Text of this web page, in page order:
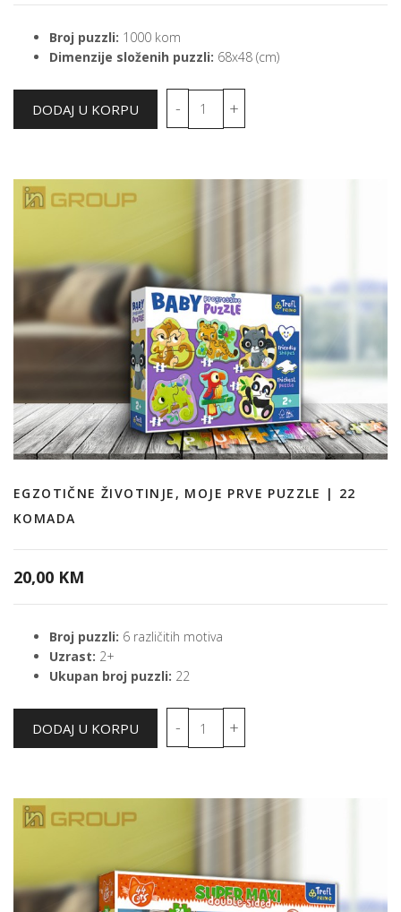
Broj puzzli: 1000 kom
Dimenzije složenih puzzli: 68x48 (cm)
EGZOTIČNE ŽIVOTINJE, MOJE PRVE PUZZLE | 22
KOMADA
20,00 KM
Broj puzzli: 6 različitih motiva
Uzrast: 2+
Ukupan broj puzzli: 22